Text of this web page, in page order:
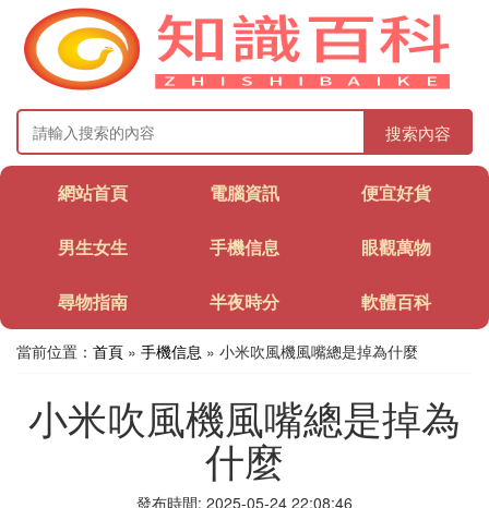
搜索內容
網站首頁 電腦資訊 便宜好貨
男生女生 手機信息 眼觀萬物
尋物指南 半夜時分 軟體百科
當前位置： 首頁 » 手機信息 » 小米吹風機風嘴總是掉為什麼
小米吹風機風嘴總是掉為
什麼
發布時間: 2025-05-24 22:08:46